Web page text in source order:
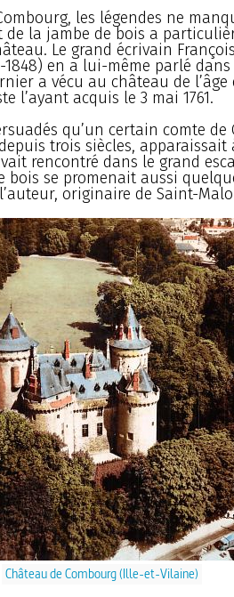
les légendes ne
la jambe de bois a
Le grand écrivain
1848) en a lui-même parlé
a vécu au château de l’âge
l’ayant acquis le 3 mai 1761.
qu’un certain comte de
trois siècles, apparaissait
rencontré dans le grand
bois se promenait aussi
originaire de Saint-
Château de Combourg (Ille-et-Vilaine)